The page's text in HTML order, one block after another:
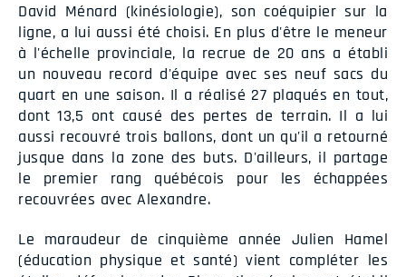
David Ménard (kinésiologie), son coéquipier sur la
ligne, a lui aussi été choisi. En plus d'être le meneur
à l'échelle provinciale, la recrue de 20 ans a établi
un nouveau record d'équipe avec ses neuf sacs du
quart en une saison. Il a réalisé 27 plaqués en tout,
dont 13,5 ont causé des pertes de terrain. Il a lui
aussi recouvré trois ballons, dont un qu'il a retourné
jusque dans la zone des buts. D'ailleurs, il partage
le premier rang québécois pour les échappées
recouvrées avec Alexandre.
Le maraudeur de cinquième année Julien Hamel
(éducation physique et santé) vient compléter les